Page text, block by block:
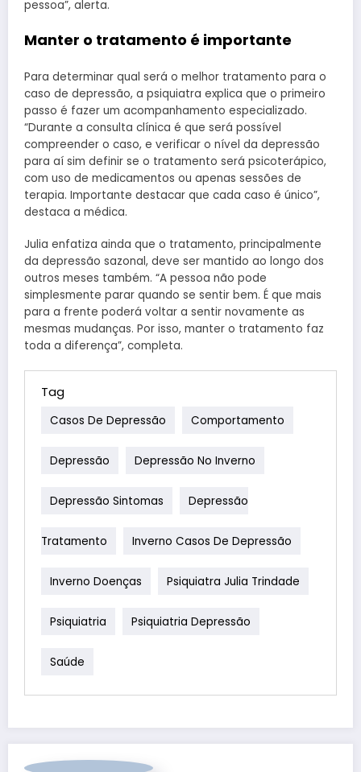
pessoa”, alerta.
Manter o tratamento é importante
Para determinar qual será o melhor tratamento para o
caso de depressão, a psiquiatra explica que o primeiro
passo é fazer um acompanhamento especializado.
“Durante a consulta clínica é que será possível
compreender o caso, e verificar o nível da depressão
para aí sim definir se o tratamento será psicoterápico,
com uso de medicamentos ou apenas sessões de
terapia. Importante destacar que cada caso é único”,
destaca a médica.
Julia enfatiza ainda que o tratamento, principalmente
da depressão sazonal, deve ser mantido ao longo dos
outros meses também. “A pessoa não pode
simplesmente parar quando se sentir bem. É que mais
para a frente poderá voltar a sentir novamente as
mesmas mudanças. Por isso, manter o tratamento faz
toda a diferença”, completa.
Tag
Casos De Depressão Comportamento
Depressão Depressão No Inverno
Depressão Sintomas Depressão
Tratamento Inverno Casos De Depressão
Inverno Doenças Psiquiatra Julia Trindade
Psiquiatria Psiquiatria Depressão
Saúde